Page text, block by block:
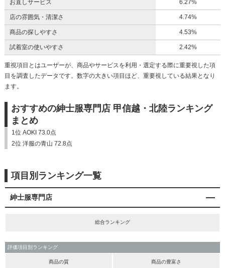
お直しサービス 6.27%
店の雰囲気・清潔さ 4.74%
商品の探しやすさ 4.53%
試着室の使いやすさ 2.42%
重視項目とはユーザーが、商品やサービスを利用・選定する際に重要視した項
目を調査したデータです。数字の大きい項目ほど、重要視している結果となり
ます。
おすすめの紳士服専門店 甲信越・北陸ランキング
まとめ
1位 AOKI 73.0点
2位 洋服の青山 72.8点
項目別ランキング一覧
紳士服専門店
総合ランキング
評価項目別ランキング
商品の質 商品の豊富さ